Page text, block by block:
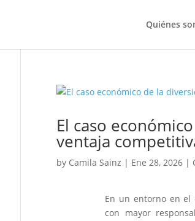
Quiénes
El caso
ventaja
by Camila Sainz | Ene 28, 2026|
En un entorno en el
con mayor